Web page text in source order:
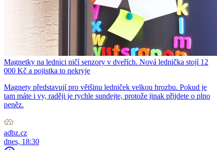
Magnetky na lednici ničí senzory v dveřích. Nová lednička stojí 12
000 Kč a pojistka to nekryje
Magnety představují pro většinu ledniček velkou hrozbu. Pokud je
tam máte i vy, raději je rychle sundejte, protože jinak přijdete o plno
peněz.
adbz.cz
dnes, 18:30